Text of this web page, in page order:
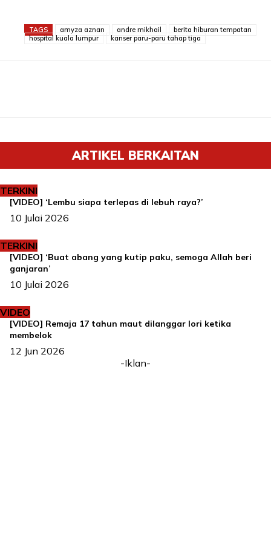
TAGS amyza aznan andre mikhail
berita hiburan tempatan
hospital kuala lumpur
kanser paru-paru tahap tiga
ARTIKEL BERKAITAN
TERKINI
[VIDEO] ‘Lembu siapa terlepas di lebuh raya?’
10 Julai 2026
TERKINI
[VIDEO] ‘Buat abang yang kutip paku, semoga Allah beri
ganjaran’
10 Julai 2026
VIDEO
[VIDEO] Remaja 17 tahun maut dilanggar lori ketika
membelok
12 Jun 2026
-Iklan-